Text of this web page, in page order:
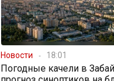
Новости 18:01
Погодные качели в